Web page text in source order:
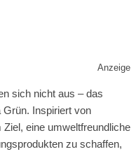
Anzeige
sich nicht aus – das
Inspiriert von
eine umweltfreundliche
zu schaffen,